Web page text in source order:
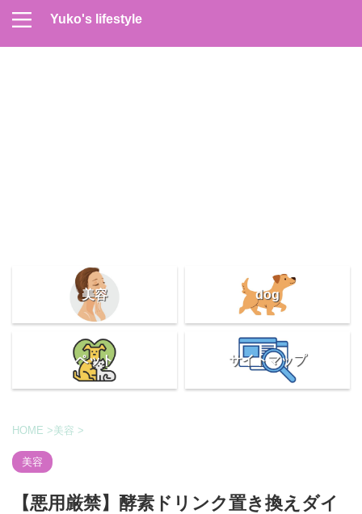
Yuko's lifestyle
美容 dog
ペット サイトマップ
HOME >美容 >
美容
【悪用厳禁】酵素ドリンク置き換えダイ